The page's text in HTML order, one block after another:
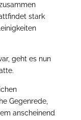
stark
geht es nun
Gegenrede,
anscheinend